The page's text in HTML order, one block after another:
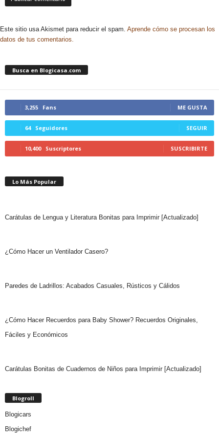
Este sitio usa Akismet para reducir el spam. Aprende cómo se procesan los
datos de tus comentarios.
Busca en Blogicasa.com
3,255 Fans ME GUSTA
64 Seguidores SEGUIR
10,400 Suscriptores SUSCRIBIRTE
Lo Más Popular
Carátulas de Lengua y Literatura Bonitas para Imprimir [Actualizado]
¿Cómo Hacer un Ventilador Casero?
Paredes de Ladrillos: Acabados Casuales, Rústicos y Cálidos
¿Cómo Hacer Recuerdos para Baby Shower? Recuerdos Originales,
Fáciles y Económicos
Carátulas Bonitas de Cuadernos de Niños para Imprimir [Actualizado]
Blogroll
Blogicars
Blogichef